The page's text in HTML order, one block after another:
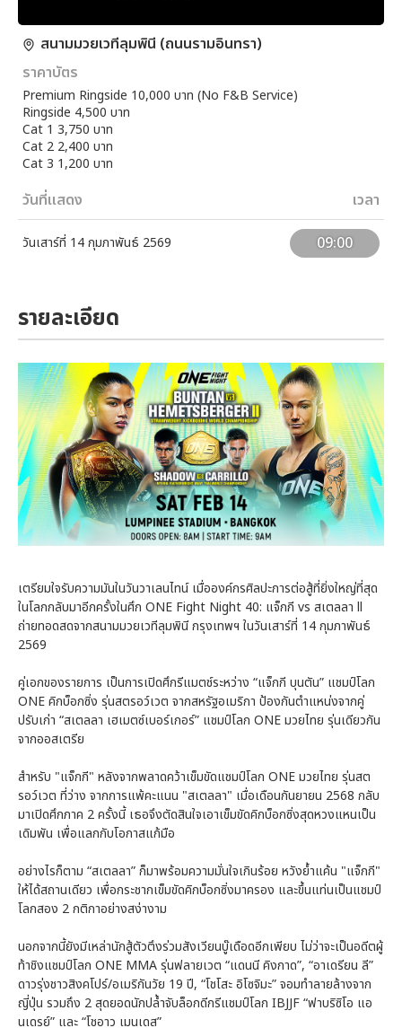
สนามมวยเวทีลุมพินี (ถนนรามอินทรา)
ราคาบัตร
Premium Ringside 10,000 บาท (No F&B Service)
Ringside 4,500 บาท
Cat 1 3,750 บาท
Cat 2 2,400 บาท
Cat 3 1,200 บาท
วันที่แสดง เวลา
วันเสาร์ที่ 14 กุมภาพันธ์ 2569 09:00
รายละเอียด
เตรียมใจรับความมันในวันวาเลนไทน์ เมื่อองค์กรศิลปะการต่อสู้ที่ยิ่งใหญ่ที่สุด
ในโลกกลับมาอีกครั้งในศึก ONE Fight Night 40: แจ็กกี vs สเตลลา ll
ถ่ายทอดสดจากสนามมวยเวทีลุมพินี กรุงเทพฯ ในวันเสาร์ที่ 14 กุมภาพันธ์
2569
คู่เอกของรายการ เป็นการเปิดศึกรีแมตช์ระหว่าง “แจ็กกี บุนตัน” แชมป์โลก
ONE คิกบ็อกซิ่ง รุ่นสตรอว์เวต จากสหรัฐอเมริกา ป้องกันตำแหน่งจากคู่
ปรับเก่า “สเตลลา เฮเมตซ์เบอร์เกอร์” แชมป์โลก ONE มวยไทย รุ่นเดียวกัน
จากออสเตรีย
สำหรับ "แจ็กกี" หลังจากพลาดคว้าเข็มขัดแชมป์โลก ONE มวยไทย รุ่นสต
รอว์เวต ที่ว่าง จากการแพ้คะแนน "สเตลลา" เมื่อเดือนกันยายน 2568 กลับ
มาเปิดศึกภาค 2 ครั้งนี้ เธอจึงตัดสินใจเอาเข็มขัดคิกบ็อกซิ่งสุดหวงแหนเป็น
เดิมพัน เพื่อแลกกับโอกาสแก้มือ
อย่างไรก็ตาม “สเตลลา” ก็มาพร้อมความมั่นใจเกินร้อย หวังย้ำแค้น "แจ็กกี"
ให้ได้สถานเดียว เพื่อกระชากเข็มขัดคิกบ็อกซิ่งมาครอง และขึ้นแท่นเป็นแชมป์
โลกสอง 2 กติกาอย่างสง่างาม
นอกจากนี้ยังมีเหล่านักสู้ตัวตึงร่วมสังเวียนบู๊เดือดอีกเพียบ ไม่ว่าจะเป็นอดีตผู้
ท้าชิงแชมป์โลก ONE MMA รุ่นฟลายเวต “แดนนี คิงกาด”, “อาเดรียน ลี”
ดาวรุ่งชาวสิงคโปร์/อเมริกันวัย 19 ปี, “โชโสะ อิโซจิมะ” จอมทำลายล้างจาก
ญี่ปุ่น รวมถึง 2 สุดยอดนักปล้ำจับล็อกดีกรีแชมป์โลก IBJJF “ฟาบริซิโอ แอ
นเดรย์” และ “โชอาว เมนเดส”